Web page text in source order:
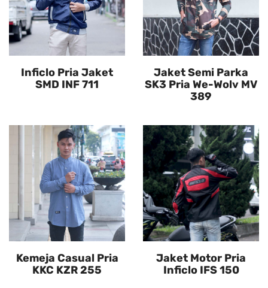
Inficlo Pria Jaket
SMD INF 711
Jaket Semi Parka
SK3 Pria We-Wolv MV
389
Kemeja Casual Pria
KKC KZR 255
Jaket Motor Pria
Inficlo IFS 150